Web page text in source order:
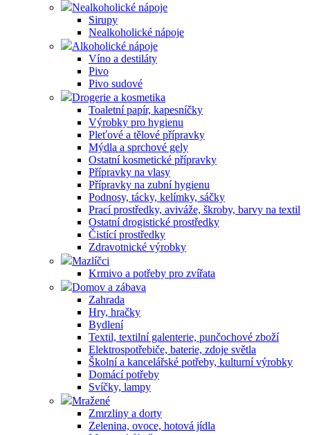
Nealkoholické nápoje
Sirupy
Nealkoholické nápoje
Alkoholické nápoje
Víno a destiláty
Pivo
Pivo sudové
Drogerie a kosmetika
Toaletní papír, kapesníčky
Výrobky pro hygienu
Pleťové a tělové přípravky
Mýdla a sprchové gely
Ostatní kosmetické přípravky
Přípravky na vlasy
Přípravky na zubní hygienu
Podnosy, tácky, kelímky, sáčky
Prací prostředky, aviváže, škroby, barvy na textil
Ostatní drogistické prostředky
Čistící prostředky
Zdravotnické výrobky
Mazlíčci
Krmivo a potřeby pro zvířata
Domov a zábava
Zahrada
Hry, hračky
Bydlení
Textil, textilní galenterie, punčochové zboží
Elektrospotřebiče, baterie, zdoje světla
Školní a kancelářské potřeby, kulturní výrobky
Domácí potřeby
Svíčky, lampy
Mražené
Zmrzliny a dorty
Zelenina, ovoce, hotová jídla